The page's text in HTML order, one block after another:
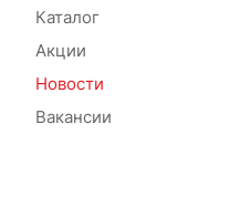
Каталог
Акции
Новости
Вакансии